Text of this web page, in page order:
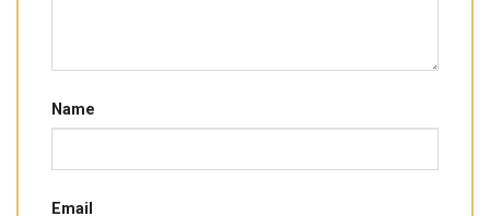
Name
Email